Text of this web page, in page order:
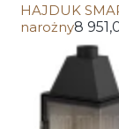
HAJDUK
narożny8